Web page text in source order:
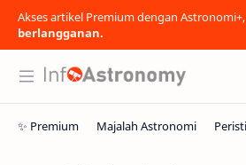
Akses artikel Premium dengan Astronomi+,
berlangganan.